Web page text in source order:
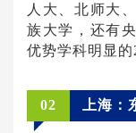
人大、北师大
族大学，还有
优势学科明显的
02 上海：